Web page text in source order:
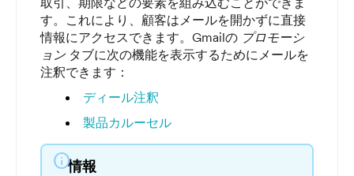
す。これにより、顧客はメールを開かずに直接
情報にアクセスできます。Gmailの プロモーシ
ョン タブに次の機能を表示するためにメールを
注釈できます：
ディール注釈
製品カルーセル
info情報